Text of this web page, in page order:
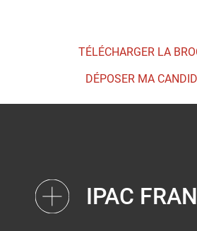
TÉLÉCHARGER LA
DÉPOSER MA
IPAC